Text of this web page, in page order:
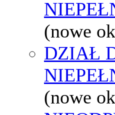
(nowe
DZIAŁ
(nowe